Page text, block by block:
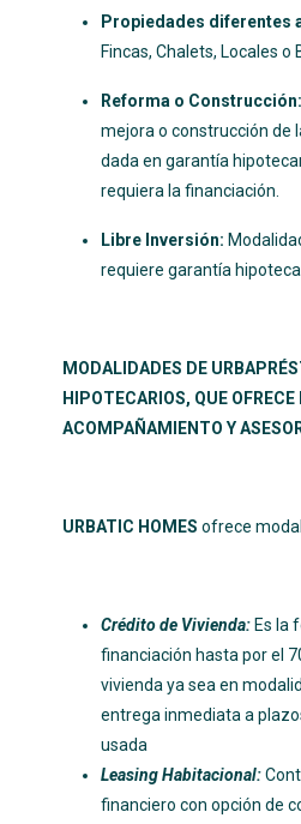
Propiedades diferentes
Fincas, Chalets, Locales o
Reforma o Construcción:
mejora o construcción de
dada en garantía
requiera la financiación.
Libre Inversión:
requiere garantía
MODALIDADES DE
HIPOTECARIOS, QUE OFRECE
ACOMPAÑAMIENTO Y
URBATIC HOMES ofrece
Crédito de Vivienda: Es la
financiación hasta por el
vivienda ya sea en
entrega inmediata a
usada
Leasing Habitacional:
financiero con opción de